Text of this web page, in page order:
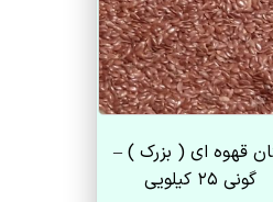
قهوه ای ( بزرک ) –
گونی ۲۵ کیلویی